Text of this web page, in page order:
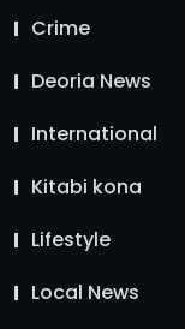
Crime
Deoria News
International
Kitabi kona
Lifestyle
Local News